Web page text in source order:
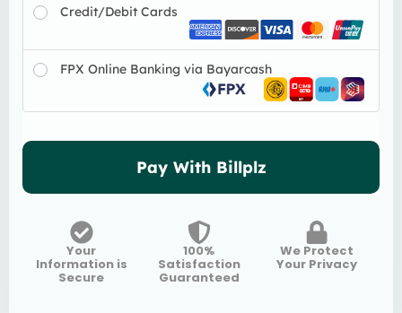
Credit/Debit Cards
FPX Online Banking via Bayarcash
Pay With Billplz
Your
Information is
Secure
100%
Satisfaction
Guaranteed
We Protect
Your Privacy